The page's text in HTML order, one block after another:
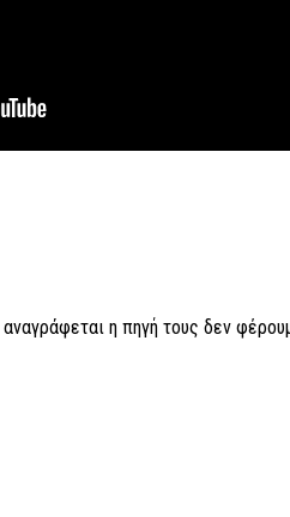
αναγράφεται η πηγή τους δεν